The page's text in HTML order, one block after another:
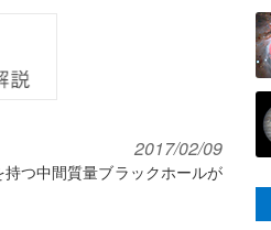
2017/02/09
つ中間質量ブラックホールが